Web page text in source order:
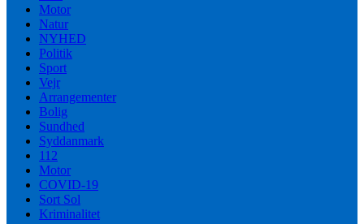
Motor
Natur
NYHED
Politik
Sport
Vejr
Arrangementer
Bolig
Sundhed
Syddanmark
112
Motor
COVID-19
Sort Sol
Kriminalitet